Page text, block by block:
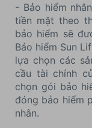
- Bảo hiểm
tiền mặt theo
bảo hiểm sẽ
Bảo hiểm Sun
lựa chọn các
cầu tài chính
chọn gói bảo
đóng bảo hiểm
nhân.